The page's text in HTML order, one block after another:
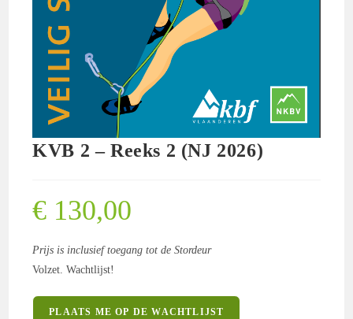
KVB 2 – Reeks 2 (NJ 2026)
€ 130,00
Prijs is inclusief toegang tot de Stordeur
Volzet. Wachtlijst!
PLAATS ME OP DE WACHTLIJST